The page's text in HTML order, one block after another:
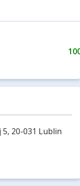
5, 20-031 Lublin